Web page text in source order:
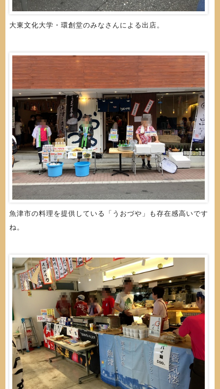
大東文化大学・環創堂のみなさんによる出店。
魚津市の料理を提供している「うおづや」も存在感高いです
ね。